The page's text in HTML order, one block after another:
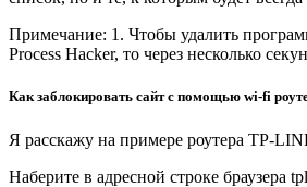
Примечание: 1. Чтобы удалить
Process Hacker, то через несколько
Как заблокировать сайт с помощью wi-fi
Я расскажу на примере роутера TP-
Наберите в адресной строке браузера